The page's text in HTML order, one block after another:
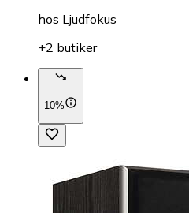
hos Ljudfokus
+2 butiker
10%